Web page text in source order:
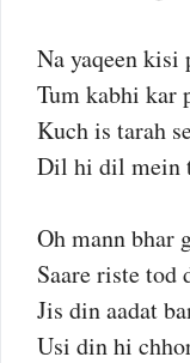
Na yaqeen kisi
Tum kabhi kar
Kuch is tarah
Dil hi dil mein
Oh mann bhar
Saare riste tod
Jis din aadat
Usi din hi